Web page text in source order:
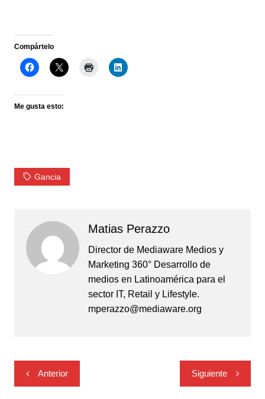
Compártelo
Me gusta esto:
Gancia
Matias Perazzo
Director de Mediaware Medios y
Marketing 360° Desarrollo de
medios en Latinoamérica para el
sector IT, Retail y Lifestyle.
mperazzo@mediaware.org
Navegación
de
Anterior Siguiente